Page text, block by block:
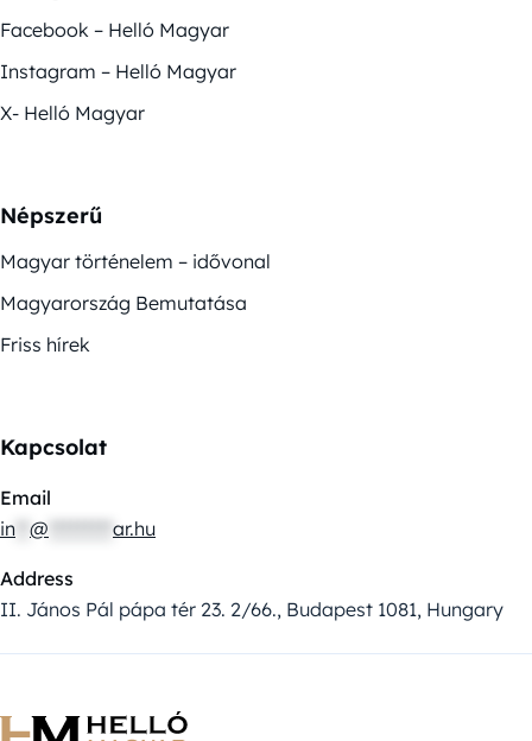
Facebook – Helló Magyar
Instagram – Helló Magyar
X- Helló Magyar
Népszerű
Magyar történelem – idővonal
Magyarország Bemutatása
Friss hírek
Kapcsolat
Email
in @ ar.hu
Address
II. János Pál pápa tér 23. 2/66., Budapest 1081, Hungary